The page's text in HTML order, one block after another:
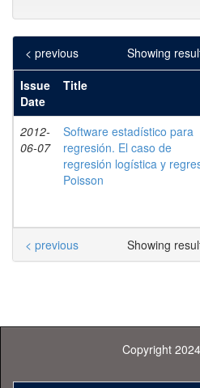
Showing
< previous
Issue
Date
Title
2012-
06-07
Software estadístico para
regresión. El caso de
regresión logística y
Poisson
Showing
< previous
Copyright